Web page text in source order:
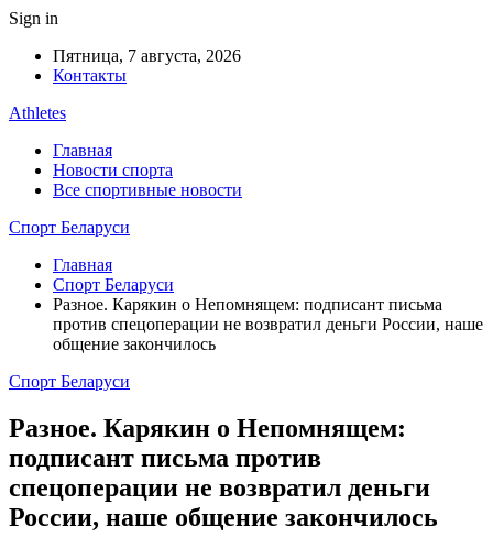
Sign in
Пятница, 7 августа, 2026
Контакты
Athletes
Главная
Новости спорта
Все спортивные новости
Спорт Беларуси
Главная
Спорт Беларуси
Разное. Карякин о Непомнящем: подписант письма
против спецоперации не возвратил деньги России, наше
общение закончилось
Спорт Беларуси
Разное. Карякин о Непомнящем:
подписант письма против
спецоперации не возвратил деньги
России, наше общение закончилось